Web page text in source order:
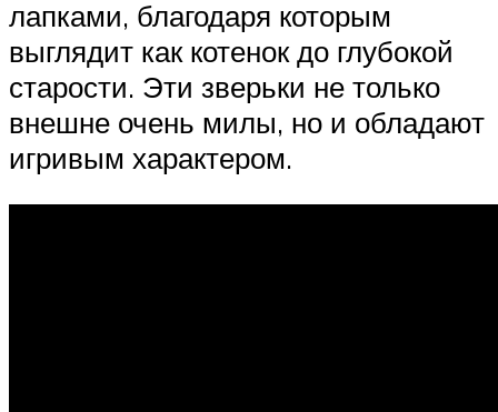
лапками, благодаря которым
выглядит как котенок до глубокой
старости. Эти зверьки не только
внешне очень милы, но и обладают
игривым характером.